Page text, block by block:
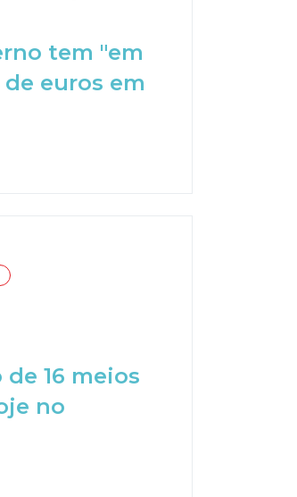
tem "em
euros em
16 meios
no